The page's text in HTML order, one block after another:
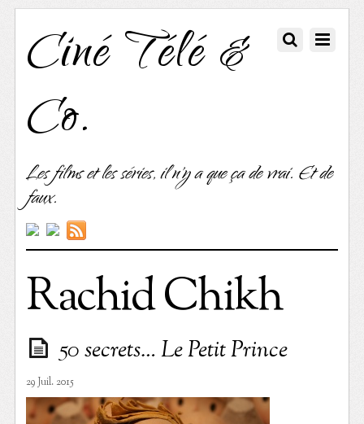
Ciné Télé &
Co.
Les films et les séries, il n'y a que ça de vrai. Et de
faux.
Rachid Chikh
50 secrets… Le Petit Prince
29 Juil. 2015